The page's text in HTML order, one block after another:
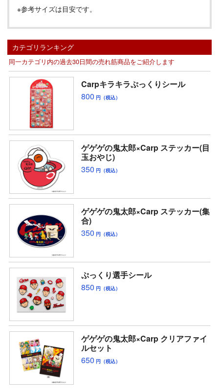
※参考サイズは目安です。
カテゴリランキング
同一カテゴリ内の過去30日間の売れ筋商品をご紹介します
Carpキラキラぷっくりシール
800 円（税込）
ゲゲゲの鬼太郎×Carp ステッカー(目
玉おやじ)
350 円（税込）
ゲゲゲの鬼太郎×Carp ステッカー(集
合)
350 円（税込）
ぷっくり選手シール
850 円（税込）
ゲゲゲの鬼太郎×Carp クリアファイ
ルセット
650 円（税込）